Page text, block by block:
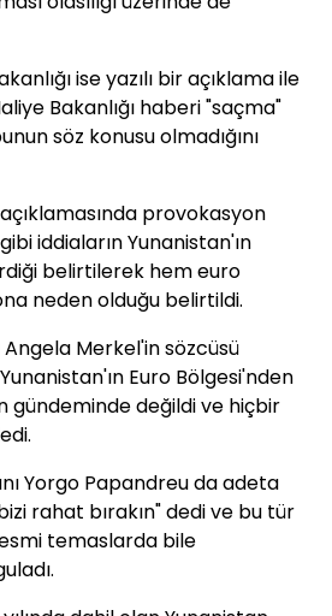
ise yazılı bir açıklama ile
Bakanlığı haberi "saçma"
söz konusu olmadığını
açıklamasında provokasyon
iddiaların Yunanistan'ın
belirtilerek hem euro
neden olduğu belirtildi.
Merkel'in sözcüsü
Euro Bölgesi'nden
gündeminde değildi ve hiçbir
Yorgo Papandreu da adeta
rahat bırakın" dedi ve bu tür
temaslarda bile